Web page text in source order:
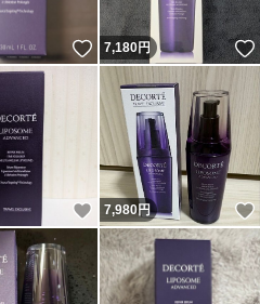
いいね！
7,180円
いいね！
7,980円